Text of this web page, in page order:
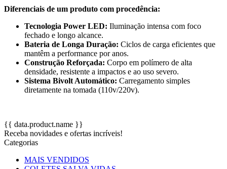
Diferenciais de um produto com procedência:
Tecnologia Power LED: Iluminação intensa com foco
fechado e longo alcance.
Bateria de Longa Duração: Ciclos de carga eficientes que
mantêm a performance por anos.
Construção Reforçada: Corpo em polímero de alta
densidade, resistente a impactos e ao uso severo.
Sistema Bivolt Automático: Carregamento simples
diretamente na tomada (110v/220v).
{{ data.product.name }}
Receba novidades e ofertas incríveis!
Categorias
MAIS VENDIDOS